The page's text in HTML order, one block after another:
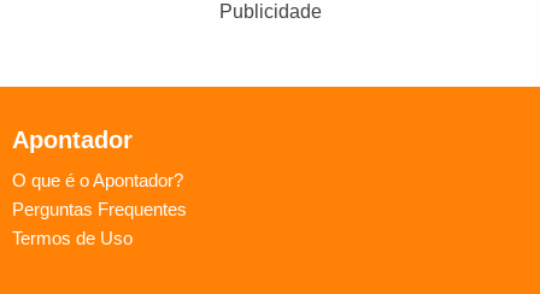
Publicidade
Apontador
O que é o Apontador?
Perguntas Frequentes
Termos de Uso